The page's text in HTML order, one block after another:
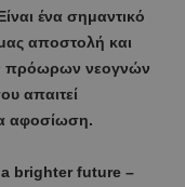
ένα σημαντικό
αποστολή και
πρόωρων νεογνών
απαιτεί
αφοσίωση.
a brighter future –